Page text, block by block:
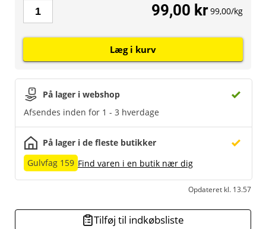
På lager i webshop
Afsendes inden for 1 - 3 hverdage
På lager i de fleste butikker
Gulvfag 159 Find varen i en butik nær dig
Opdateret kl. 13.57
99,00 kr 99,00/kg
Læg i kurv
Tilføj til indkøbsliste